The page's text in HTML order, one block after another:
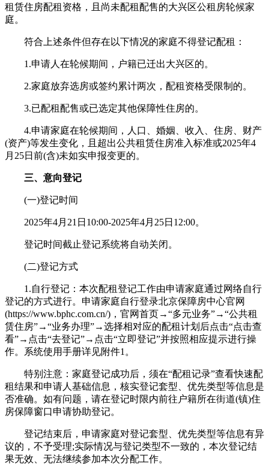
租赁住房配租资格，且尚未配租配售的大兴区公租房轮候家
庭。
符合上述条件但存在以下情况的家庭不得登记配租：
1.申请人在轮候期间，户籍已迁出大兴区的。
2.家庭放弃选房或签约累计两次，配租资格受限制的。
3.已配租配售或已选定其他保障性住房的。
4.申请家庭在轮候期间，人口、婚姻、收入、住房、财产
(资产)等发生变化，且超出公共租赁住房准入标准或2025年4
月25日前(含)未如实申报变更的。
三、意向登记
(一)登记时间
2025年4月21日10:00-2025年4月25日12:00。
登记时间截止登记系统将自动关闭。
(二)登记方式
1.自行登记：本次配租登记工作由申请家庭通过网络自行
登记的方式进行。申请家庭自行登录北京保障房中心官网
(https://www.bphc.com.cn/)，官网首页→“多元业务”→“公共租
赁住房”→“业务办理”→选择相对应的配租计划后点击“点击查
看”→点击“去登记”→点击“立即登记”并按照相应提示进行操
作。系统使用手册详见附件1。
特别注意：家庭登记成功后，须在“配租记录”查看快速配
租结果和申请人基础信息，核实登记套型、优先类型等信息是
否准确。如有问题，请在登记时限内前往户籍所在街道(镇)住
房保障窗口申请协助登记。
登记结束后，申请家庭对登记套型、优先类型等信息有异
议的，不予受理;实际情况与登记类型不一致的，本次登记结
果无效、无法继续参加本次分配工作。